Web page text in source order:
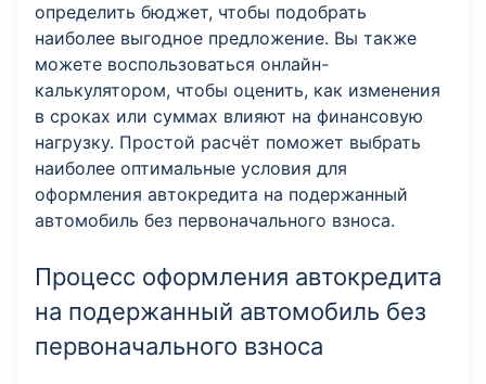
определить бюджет, чтобы подобрать
наиболее выгодное предложение. Вы также
можете воспользоваться онлайн-
калькулятором, чтобы оценить, как изменения
в сроках или суммах влияют на финансовую
нагрузку. Простой расчёт поможет выбрать
наиболее оптимальные условия для
оформления автокредита на подержанный
автомобиль без первоначального взноса.
Процесс оформления автокредита
на подержанный автомобиль без
первоначального взноса